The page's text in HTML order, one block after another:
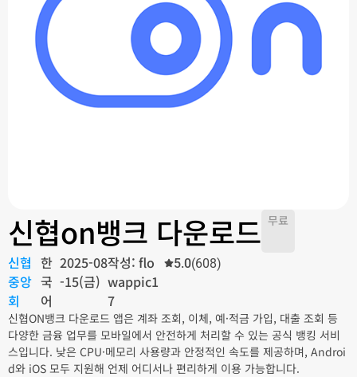
신협on뱅크 다운로드 무료
신협
중앙
회
한
국
어
2025-08
-15(금)
작성: flo
wappic1
7
5.0(608)
신협ON뱅크 다운로드 앱은 계좌 조회, 이체, 예·적금 가입, 대출 조회 등
다양한 금융 업무를 모바일에서 안전하게 처리할 수 있는 공식 뱅킹 서비
스입니다. 낮은 CPU·메모리 사용량과 안정적인 속도를 제공하며, Androi
d와 iOS 모두 지원해 언제 어디서나 편리하게 이용 가능합니다.